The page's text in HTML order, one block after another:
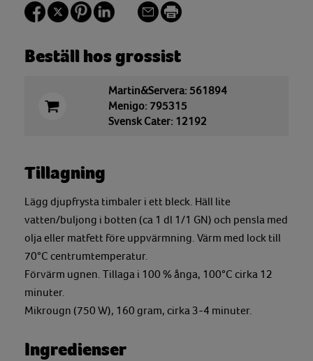
Beställ hos grossist
Martin&Servera: 561894
Menigo: 795315
Svensk Cater: 12192
Tillagning
Lägg djupfrysta timbaler i ett bleck. Häll lite
vatten/buljong i botten (ca 1 dl 1/1 GN) och pensla med
olja eller matfett före uppvärmning. Värm med lock till
70°C centrumtemperatur.
Förvärm ugnen. Tillaga i 100 % ånga, 100°C cirka 12
minuter.
Mikrougn (750 W), 160 gram, cirka 3-4 minuter.
Ingredienser